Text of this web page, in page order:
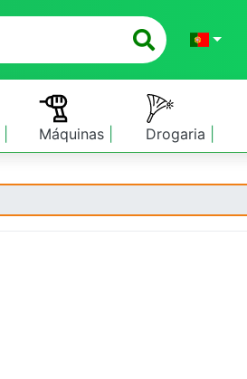
Máquinas Drogaria